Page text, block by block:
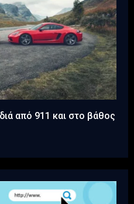
από 911 και στο βάθος